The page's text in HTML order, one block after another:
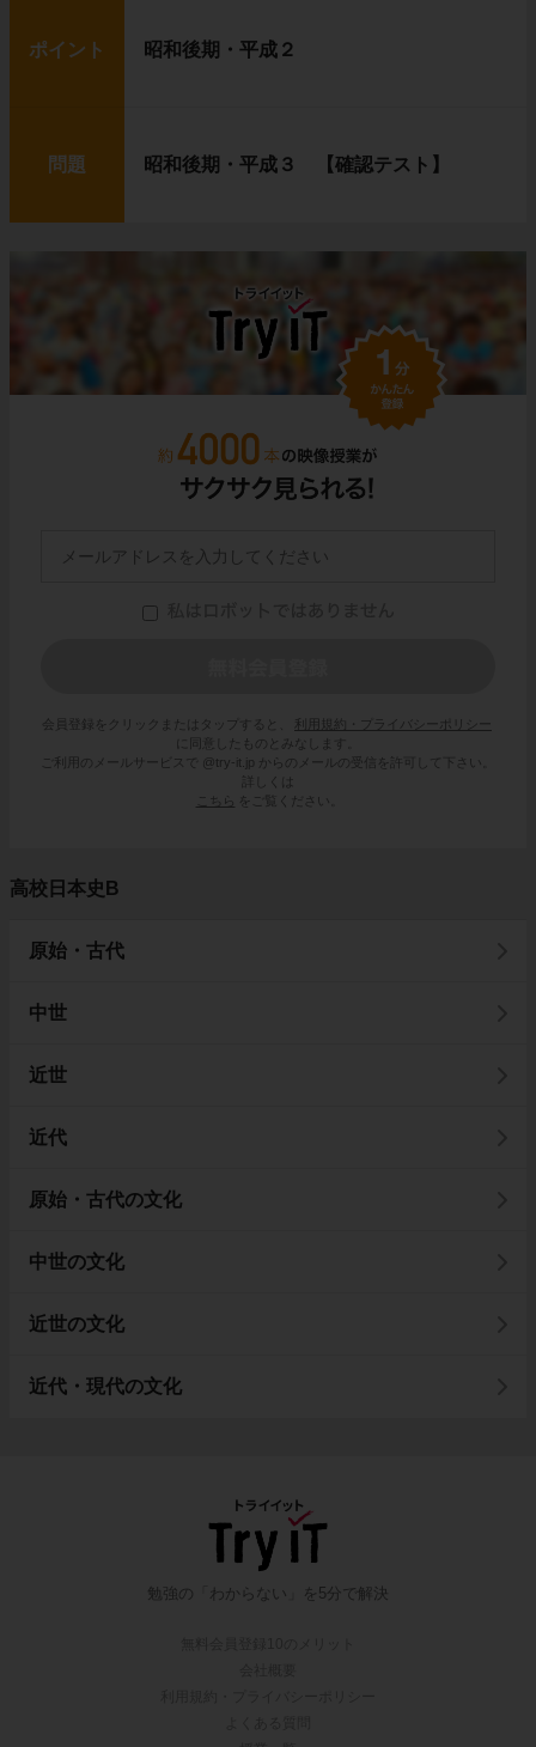
ポイント 昭和後期・平成２
問題 昭和後期・平成３ 【確認テスト】
会員登録をクリックまたはタップすると、
利用規約・プライバシーポリシー
に同意したものとみなします。
ご利用のメールサービスで @try-it.jp からのメールの受信を許可して下さい。
詳しくは
こちら
をご覧ください。
高校日本史B
原始・古代
中世
近世
近代
原始・古代の文化
中世の文化
近世の文化
近代・現代の文化
勉強の「わからない」を5分で解決